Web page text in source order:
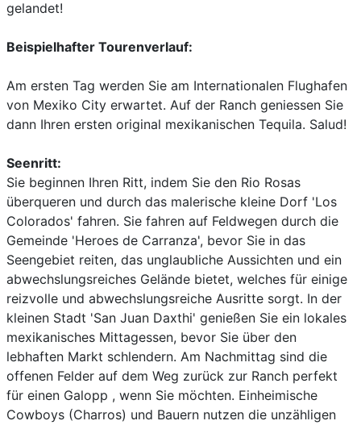
gelandet!
Beispielhafter Tourenverlauf:
Am ersten Tag werden Sie am Internationalen Flughafen
von Mexiko City erwartet. Auf der Ranch geniessen Sie
dann Ihren ersten original mexikanischen Tequila. Salud!
Seenritt:
Sie beginnen Ihren Ritt, indem Sie den Rio Rosas
überqueren und durch das malerische kleine Dorf 'Los
Colorados' fahren. Sie fahren auf Feldwegen durch die
Gemeinde 'Heroes de Carranza', bevor Sie in das
Seengebiet reiten, das unglaubliche Aussichten und ein
abwechslungsreiches Gelände bietet, welches für einige
reizvolle und abwechslungsreiche Ausritte sorgt. In der
kleinen Stadt 'San Juan Daxthi' genießen Sie ein lokales
mexikanisches Mittagessen, bevor Sie über den
lebhaften Markt schlendern. Am Nachmittag sind die
offenen Felder auf dem Weg zurück zur Ranch perfekt
für einen Galopp , wenn Sie möchten. Einheimische
Cowboys (Charros) und Bauern nutzen die unzähligen